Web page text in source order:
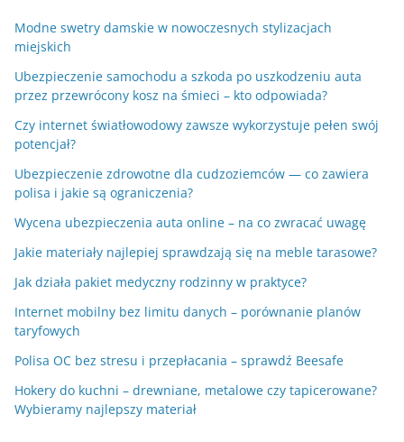
Modne swetry damskie w nowoczesnych stylizacjach
miejskich
Ubezpieczenie samochodu a szkoda po uszkodzeniu auta
przez przewrócony kosz na śmieci – kto odpowiada?
Czy internet światłowodowy zawsze wykorzystuje pełen swój
potencjał?
Ubezpieczenie zdrowotne dla cudzoziemców — co zawiera
polisa i jakie są ograniczenia?
Wycena ubezpieczenia auta online – na co zwracać uwagę
Jakie materiały najlepiej sprawdzają się na meble tarasowe?
Jak działa pakiet medyczny rodzinny w praktyce?
Internet mobilny bez limitu danych – porównanie planów
taryfowych
Polisa OC bez stresu i przepłacania – sprawdź Beesafe
Hokery do kuchni – drewniane, metalowe czy tapicerowane?
Wybieramy najlepszy materiał